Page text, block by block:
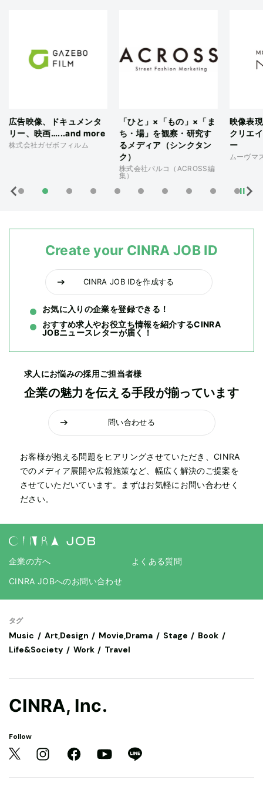
広告映像、ドキュメンタ
リー、映画…...and more
株式会社ガゼボフィルム
「ひと」×「もの」×「ま
ち・場」を観察・研究す
るメディア（シンクタン
ク）
株式会社パルコ（ACROSS編
集）
映像表
クリエ
ー
ムーヴマ
Create your CINRA JOB ID
CINRA JOB IDを作成する
お気に入りの企業を登録できる！
おすすめ求人やお役立ち情報を紹介するCINRA
JOBニュースレターが届く！
求人にお悩みの採用ご担当者様
企業の魅力を伝える手段が揃っています
問い合わせる
お客様が抱える問題をヒアリングさせていただき、CINRA
でのメディア展開や広報施策など、幅広く解決のご提案を
させていただいています。まずはお気軽にお問い合わせく
ださい。
企業の方へ
よくある質問
CINRA JOBへのお問い合わせ
タグ
Music Art,Design Movie,Drama Stage
Book
Life&Society
Work Travel
CINRA, Inc.
Follow